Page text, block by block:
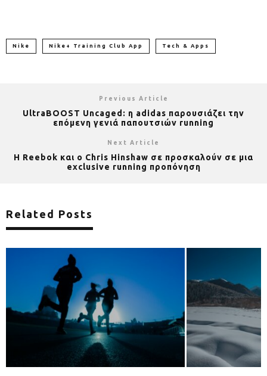
Nike Nike+ Training Club App Tech & Apps
Previous Article
UltraBOOST Uncaged: η adidas παρουσιάζει την
επόμενη γενιά παπουτσιών running
Next Article
Η Reebok και ο Chris Hinshaw σε προσκαλούν σε μια
exclusive running προπόνηση
Related Posts